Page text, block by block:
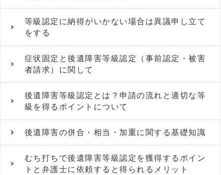
等級認定に納得がいかない場合は異議申し立て
をする
症状固定と後遺障害等級認定（事前認定・被害
者請求）に関して
後遺障害等級認定とは？申請の流れと適切な等
級を得るポイントについて
後遺障害の併合・相当・加重に関する基礎知識
むち打ちで後遺障害等級認定を獲得するポイン
トと弁護士に依頼すると得られるメリット